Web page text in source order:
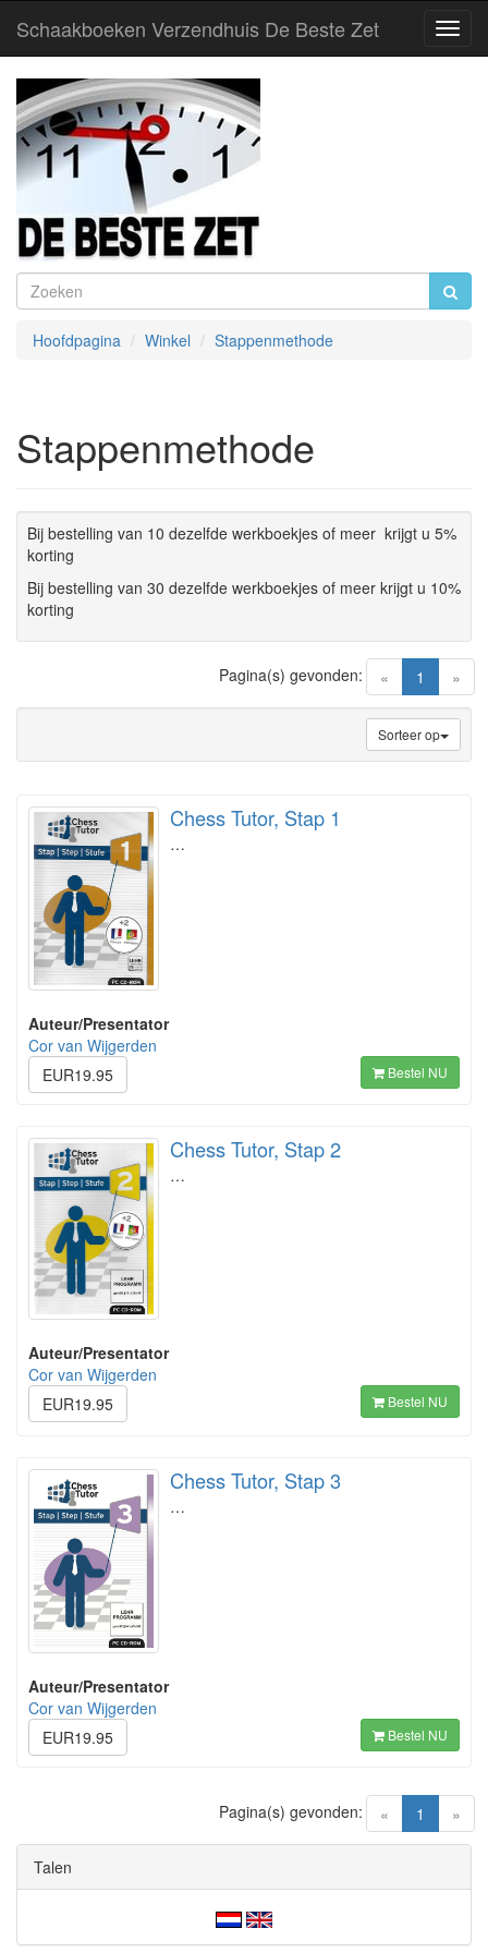
Schaakboeken Verzendhuis De Beste Zet
Hoofdpagina Winkel Stappenmethode
Stappenmethode
Bij bestelling van 10 dezelfde werkboekjes of meer krijgt u 5%
korting
Bij bestelling van 30 dezelfde werkboekjes of meer krijgt u 10%
korting
« 1 (current)
»
Pagina(s) gevonden:
Sorteer op
Chess Tutor, Stap 1
…
Auteur/Presentator
Cor van Wijgerden
EUR19.95
Bestel NU
Chess Tutor, Stap 2
…
Auteur/Presentator
Cor van Wijgerden
EUR19.95
Bestel NU
Chess Tutor, Stap 3
…
Auteur/Presentator
Cor van Wijgerden
EUR19.95
Bestel NU
« 1 (current)
»
Pagina(s) gevonden:
Talen